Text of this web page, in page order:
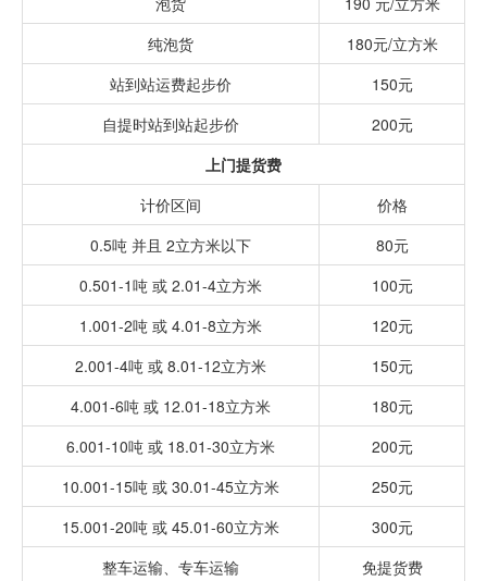
纯泡货
180元/立方米
站到站运费起步价
150元
自提时站到站起步价
200元
上门提货费
计价区间
价格
0.5吨 并且 2立方米以下
80元
0.501-1吨 或 2.01-4立方米
100元
1.001-2吨 或 4.01-8立方米
120元
2.001-4吨 或 8.01-12立方米
150元
4.001-6吨 或 12.01-18立方米
180元
6.001-10吨 或 18.01-30立方米
200元
10.001-15吨 或 30.01-45立方米
250元
15.001-20吨 或 45.01-60立方米
300元
整车运输、专车运输
免提货费